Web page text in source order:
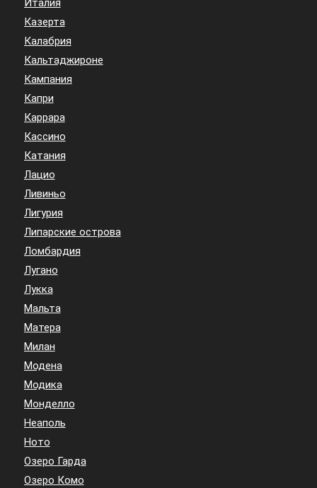
Казерта
Калабрия
Кальтаджироне
Кампания
Капри
Каррара
Кассино
Катания
Лацио
Ливиньо
Лигурия
Липарские острова
Ломбардия
Лугано
Лукка
Мальта
Матера
Милан
Модена
Модика
Монделло
Неаполь
Ното
Озеро Гарда
Озеро Комо